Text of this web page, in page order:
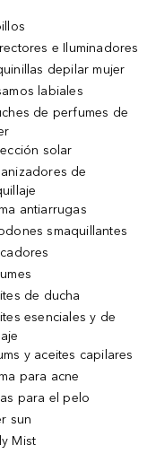
e Iluminadores
depilar mujer
labiales
de perfumes de
solar
de
antiarrugas
smaquillantes
de ducha
esenciales y de
y aceites capilares
para acne
para el pelo
sun
Mist